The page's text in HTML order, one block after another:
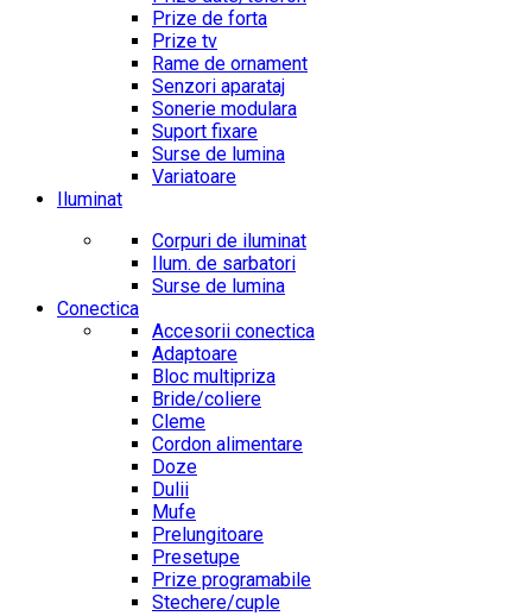
Prize de forta
Prize tv
Rame de ornament
Senzori aparataj
Sonerie modulara
Suport fixare
Surse de lumina
Variatoare
Iluminat
Corpuri de iluminat
Ilum. de sarbatori
Surse de lumina
Conectica
Accesorii conectica
Adaptoare
Bloc multipriza
Bride/coliere
Cleme
Cordon alimentare
Doze
Dulii
Mufe
Prelungitoare
Presetupe
Prize programabile
Stechere/cuple